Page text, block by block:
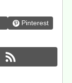
Pinterest